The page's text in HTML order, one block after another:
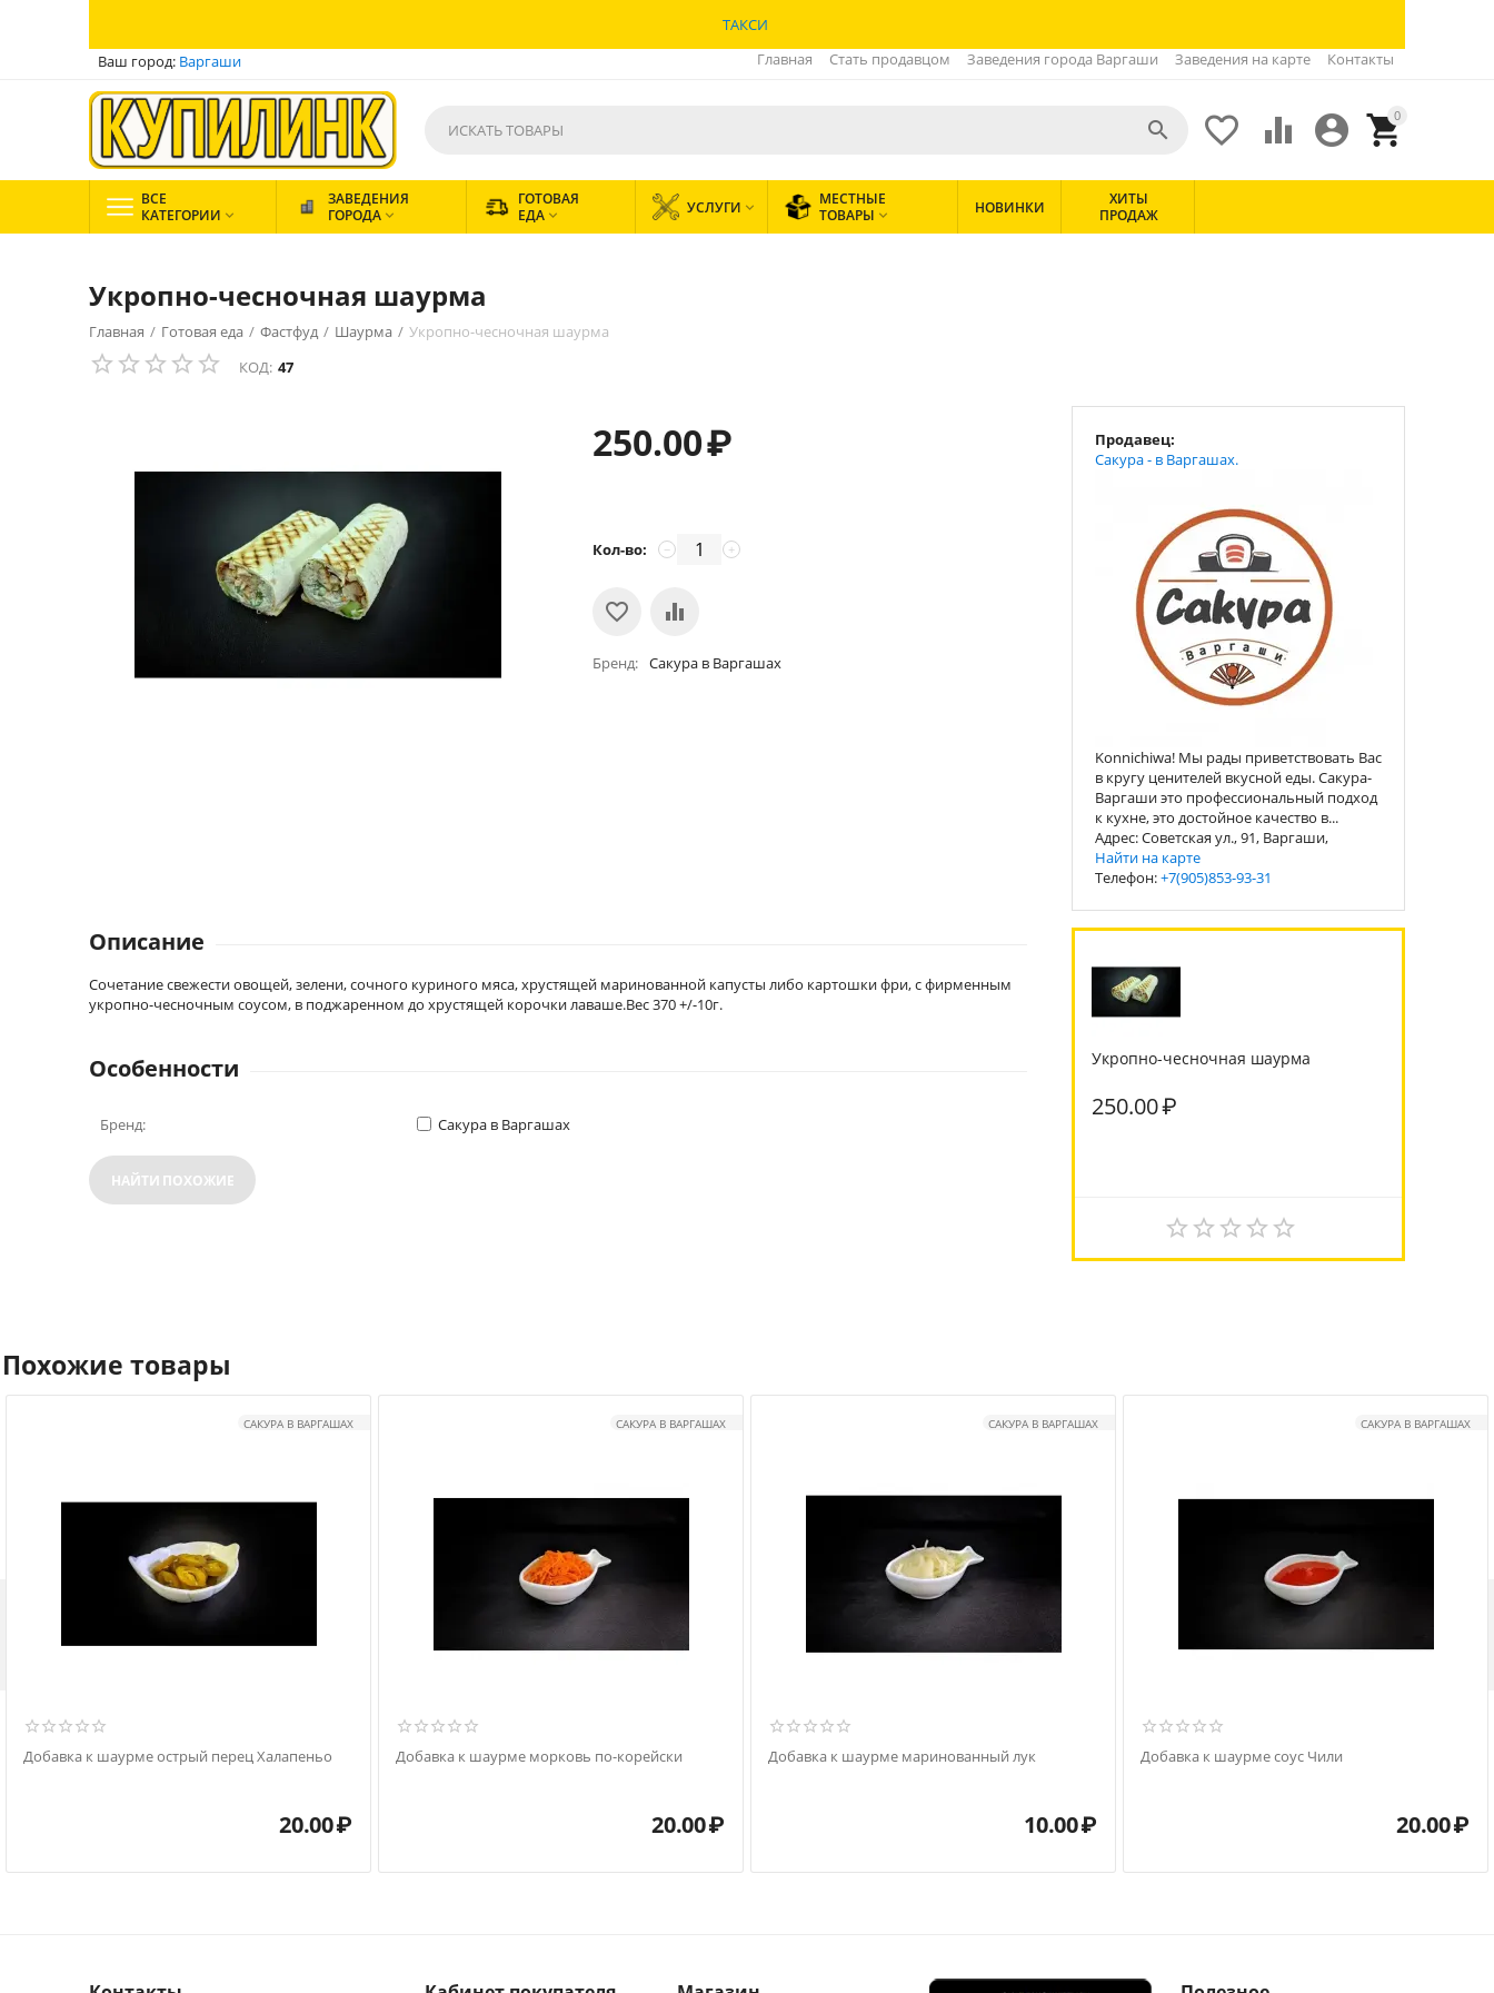
ТАКСИ
Ваш город: Варгаши Главная Стать продавцом Заведения города Варгаши Заведения на карте Контакты
0


 

ВСЕ
КАТЕГОРИИ 
ЗАВЕДЕНИЯ
ГОРОДА 
ГОТОВАЯ
ЕДА  УСЛУГИ 
МЕСТНЫЕ
ТОВАРЫ  НОВИНКИ
ХИТЫ
ПРОДАЖ
Укропно-чесночная шаурма
Главная / Готовая еда / Фастфуд / Шаурма / Укропно-чесночная шаурма
КОД: 47
250.00₽
Кол-во: +
−
Бренд Сакура в Варгашах
Продавец:
Сакура - в Варгашах.
Konnichiwa! Мы рады приветствовать Вас
в кругу ценителей вкусной еды. Сакура-
Варгаши это профессиональный подход
к кухне, это достойное качество в...
Адрес: Советская ул., 91, Варгаши,
Найти на карте
Телефон:+7(905)853-93-31
Укропно-чесночная шаурма
250.00₽
Описание
Сочетание свежести овощей, зелени, сочного куриного мяса, хрустящей маринованной капусты либо картошки фри, с фирменным
укропно-чесночным соусом, в поджаренном до хрустящей корочки лаваше.Вес 370 +/-10г.
Особенности
Бренд: Сакура в Варгашах
НАЙТИ ПОХОЖИЕ
Похожие товары
САКУРА В ВАРГАШАХ
Добавка к шаурме острый перец Халапеньо
20.00₽
САКУРА В ВАРГАШАХ
Добавка к шаурме морковь по-корейски
20.00₽
САКУРА В ВАРГАШАХ
Добавка к шаурме маринованный лук
10.00₽
САКУРА В ВАРГАШАХ
Добавка к шаурме соус Чили
20.00₽